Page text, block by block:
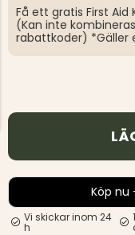
Få ett gratis First
(Kan inte
rabattkoder) *Gäller
Köp nu
Vi skickar inom 24
h